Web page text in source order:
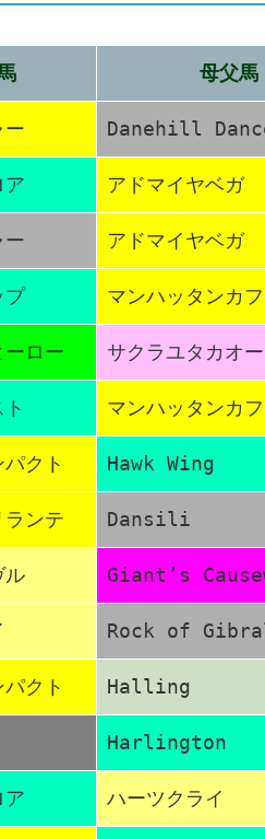
母父馬
ー Danehill
ア アドマイヤベガ
ー アドマイヤベガ
プ マンハッタンカ
ーロー サクラユタカオー
マンハッタンカ
クト Hawk Wing
ランテ Dansili
ル Giant’s
Rock of
クト Halling
Harlington
ア ハーツクライ